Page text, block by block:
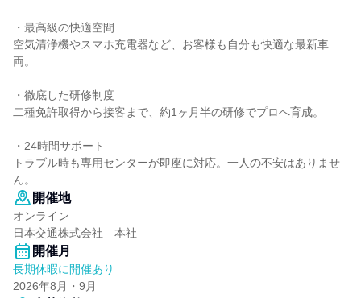
・最高級の快適空間
空気清浄機やスマホ充電器など、お客様も自分も快適な最新車
両。
・徹底した研修制度
二種免許取得から接客まで、約1ヶ月半の研修でプロへ育成。
・24時間サポート
トラブル時も専用センターが即座に対応。一人の不安はありませ
ん。
開催地
オンライン
日本交通株式会社 本社
開催月
長期休暇に開催あり
2026年8月・9月